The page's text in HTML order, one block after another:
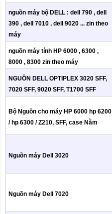
nguồn máy bộ DELL : dell 790 , dell
390 , dell 7010 , dell 9020 ... zin theo
máy
nguồn máy tính HP 6000 , 6300 ,
8000 , 8300 zin theo máy
NGUỒN DELL OPTIPLEX 3020 SFF,
7020 SFF, 9020 SFF, T1700 SFF
Bộ Nguồn cho máy HP 6000 hp 6200
/ hp 6300 / Z210, SFF, case Nằm
Nguồn máy Dell 3020
Nguồn máy Dell 7020